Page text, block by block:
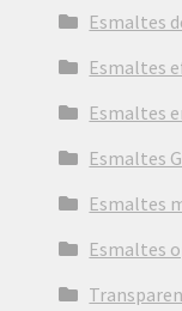
Esmaltes
Esmaltes
Esmaltes
Esmaltes
Esmaltes
Esmaltes